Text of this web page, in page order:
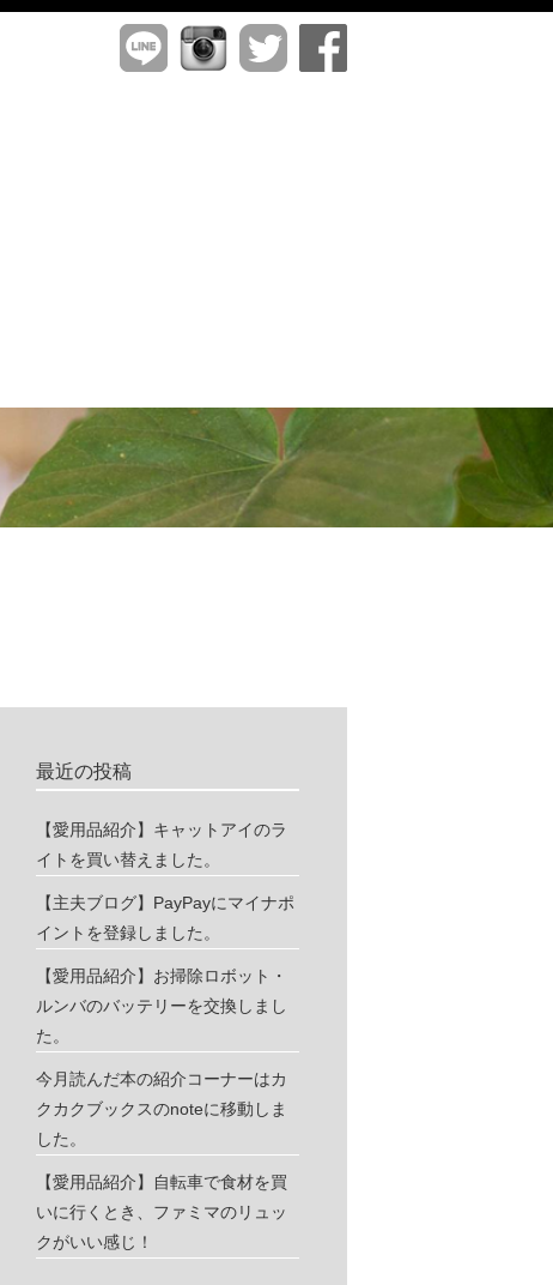
最近の投稿
【愛用品紹介】キャットアイのラ
イトを買い替えました。
【主夫ブログ】PayPayにマイナポ
イントを登録しました。
【愛用品紹介】お掃除ロボット・
ルンバのバッテリーを交換しまし
た。
今月読んだ本の紹介コーナーはカ
クカクブックスのnoteに移動しま
した。
【愛用品紹介】自転車で食材を買
いに行くとき、ファミマのリュッ
クがいい感じ！